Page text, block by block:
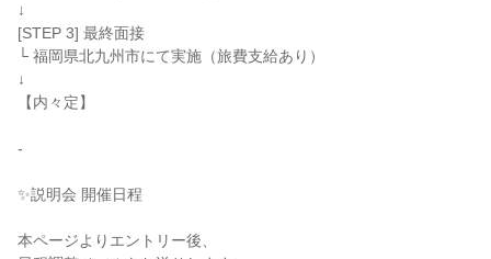
↓
[STEP 3] 最終面接
└ 福岡県北九州市にて実施（旅費支給あり）
↓
【内々定】
-
✨説明会 開催日程
本ページよりエントリー後、